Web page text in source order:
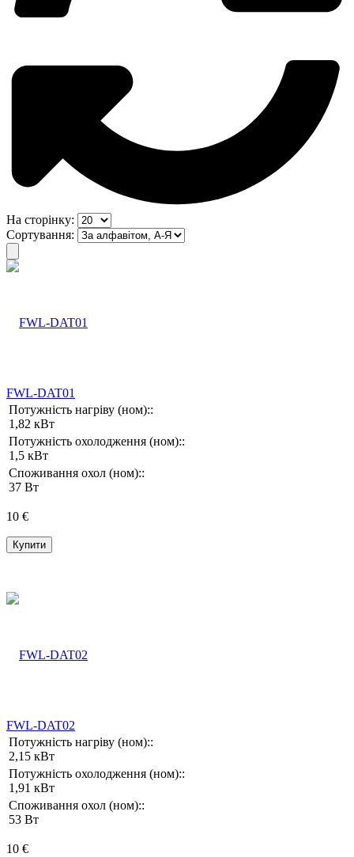
На сторінку:
Сортування:
FWL-DAT01
Потужність нагріву (ном)::
1,82 кВт
Потужність охолодження (ном)::
1,5 кВт
Споживання охол (ном)::
37 Вт
10 €
Купити
FWL-DAT02
Потужність нагріву (ном)::
2,15 кВт
Потужність охолодження (ном)::
1,91 кВт
Споживання охол (ном)::
53 Вт
10 €